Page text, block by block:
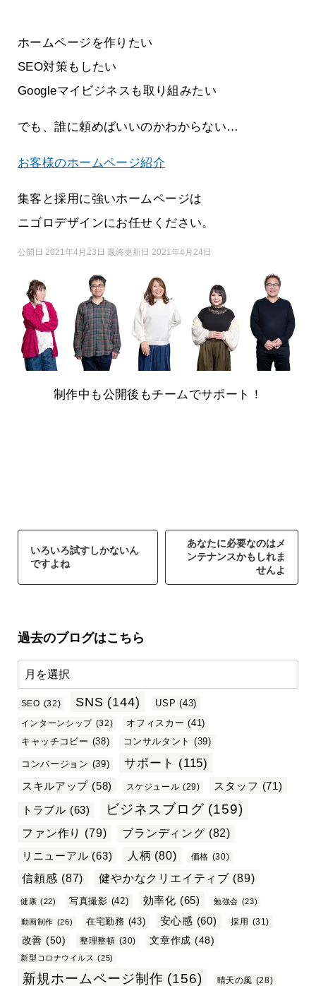
ホームページを作りたい
SEO対策もしたい
Googleマイビジネスも取り組みたい
でも、誰に頼めばいいのかわからない…
お客様のホームページ紹介
集客と採用に強いホームページは
ニゴロデザインにお任せください。
公開日 2021年4月23日 最終更新日 2021年4月24日
制作中も公開後もチームでサポート！
いろいろ試すしかないん
ですよね
あなたに必要なのはメ
ンテナンスかもしれま
せんよ
過去のブログはこちら
SEO (32) SNS (144) USP (43)
インターンシップ (32) オフィスカー (41)
キャッチコピー (38) コンサルタント (39)
コンバージョン (39) サポート (115)
スキルアップ (58) スケジュール (29) スタッフ (71)
トラブル (63) ビジネスブログ (159)
ファン作り (79) ブランディング (82)
リニューアル (63) 人柄 (80) 価格 (30)
信頼感 (87) 健やかなクリエイティブ (89)
健康 (22) 写真撮影 (42) 効率化 (65) 勉強会 (23)
動画制作 (26) 在宅勤務 (43) 安心感 (60) 採用 (31)
改善 (50) 整理整頓 (30) 文章作成 (48)
新型コロナウイルス (25)
新規ホームページ制作 (156) 晴天の風 (28)